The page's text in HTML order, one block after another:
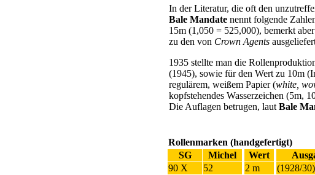
In der Literatur, die oft den
Bale Mandate nennt folgende
15m (1,050 = 525,000), bemerkt
zu den von Crown Agents
1935 stellte man die
(1945), sowie für den Wert zu 10m
regulärem, weißem Papier (white,
kopfstehendes Wasserzeichen (5m,
Die Auflagen betrugen, laut Bale
Rollenmarken (handgefertigt)
SG
Michel Wert
90 X
52 2 m (1928/30)